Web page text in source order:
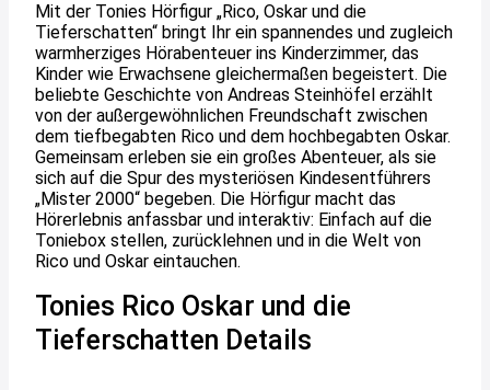
Mit der Tonies Hörfigur „Rico, Oskar und die
Tieferschatten“ bringt Ihr ein spannendes und zugleich
warmherziges Hörabenteuer ins Kinderzimmer, das
Kinder wie Erwachsene gleichermaßen begeistert. Die
beliebte Geschichte von Andreas Steinhöfel erzählt
von der außergewöhnlichen Freundschaft zwischen
dem tiefbegabten Rico und dem hochbegabten Oskar.
Gemeinsam erleben sie ein großes Abenteuer, als sie
sich auf die Spur des mysteriösen Kindesentführers
„Mister 2000“ begeben. Die Hörfigur macht das
Hörerlebnis anfassbar und interaktiv: Einfach auf die
Toniebox stellen, zurücklehnen und in die Welt von
Rico und Oskar eintauchen.
Tonies Rico Oskar und die
Tieferschatten Details